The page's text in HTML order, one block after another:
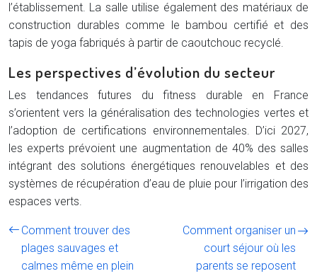
l’établissement. La salle utilise également des matériaux de
construction durables comme le bambou certifié et des
tapis de yoga fabriqués à partir de caoutchouc recyclé.
Les perspectives d’évolution du secteur
Les tendances futures du fitness durable en France
s’orientent vers la généralisation des technologies vertes et
l’adoption de certifications environnementales. D’ici 2027,
les experts prévoient une augmentation de 40% des salles
intégrant des solutions énergétiques renouvelables et des
systèmes de récupération d’eau de pluie pour l’irrigation des
espaces verts.
Comment trouver des
plages sauvages et
calmes même en plein
Comment organiser un
court séjour où les
parents se reposent